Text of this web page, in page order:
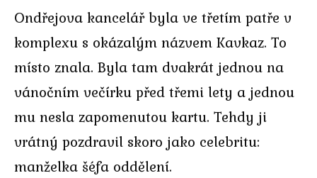
Ondřejova kancelář byla ve třetím patře v
komplexu s okázalým názvem Kavkaz. To
místo znala. Byla tam dvakrát jednou na
vánočním večírku před třemi lety a jednou
mu nesla zapomenutou kartu. Tehdy ji
vrátný pozdravil skoro jako celebritu:
manželka šéfa oddělení.